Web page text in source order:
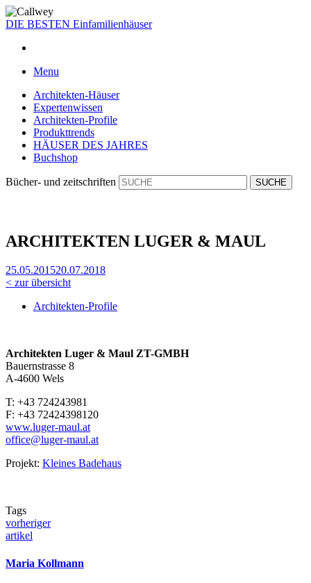
DIE BESTEN Einfamilienhäuser
Menu
Architekten-Häuser
Expertenwissen
Architekten-Profile
Produkttrends
HÄUSER DES JAHRES
Buchshop
Bücher- und zeitschriften
ARCHITEKTEN LUGER & MAUL
25.05.201520.07.2018
< zur übersicht
Architekten-Profile
Architekten Luger & Maul ZT-GMBH
Bauernstrasse 8
A-4600 Wels
T: +43 724243981
F: +43 72424398120
www.luger-maul.at
office@luger-maul.at
Projekt: Kleines Badehaus
Tags
vorheriger
artikel
Maria Kollmann